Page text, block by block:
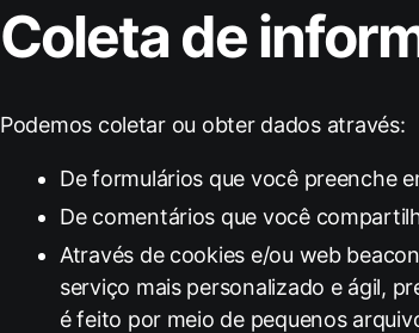
Coleta de
Podemos coletar ou obter dados através:
De formulários que você preenche
De comentários que você
Através de cookies e/ou web
serviço mais personalizado e ágil,
é feito por meio de pequenos